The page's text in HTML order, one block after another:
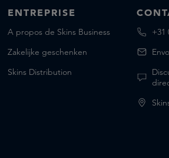
ENTREPRISE
A propos de Skins Business
Zakelijke geschenken
Skins Distribution
+31